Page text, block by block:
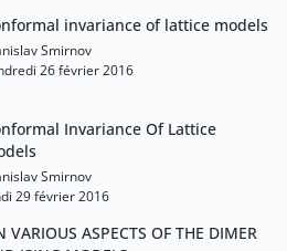
invariance of lattice models
Smirnov
26 février 2016
Invariance Of Lattice
Smirnov
29 février 2016
VARIOUS ASPECTS OF THE DIMER